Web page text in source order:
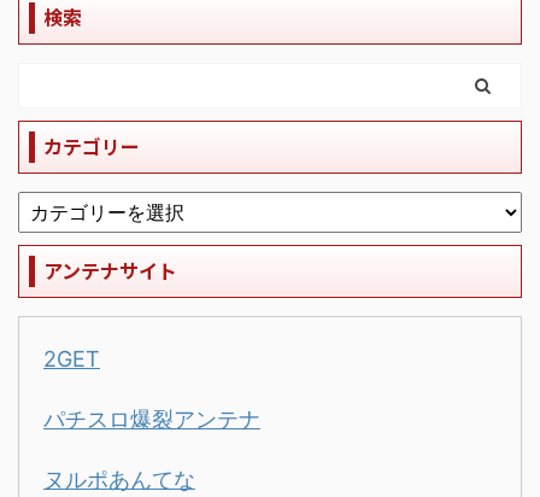
検索
カテゴリー
アンテナサイト
2GET
パチスロ爆裂アンテナ
ヌルポあんてな